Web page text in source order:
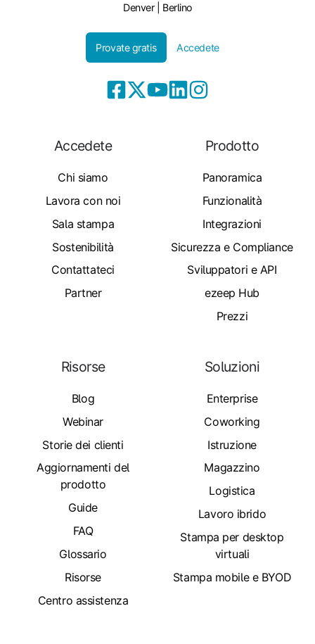
Denver | Berlino
Provate gratis Accedete
Accedete
Chi siamo
Lavora con noi
Sala stampa
Sostenibilità
Contattateci
Partner
Prodotto
Panoramica
Funzionalità
Integrazioni
Sicurezza e Compliance
Sviluppatori e API
ezeep Hub
Prezzi
Risorse
Blog
Webinar
Storie dei clienti
Aggiornamenti del
prodotto
Guide
FAQ
Glossario
Risorse
Centro assistenza
Soluzioni
Enterprise
Coworking
Istruzione
Magazzino
Logistica
Lavoro ibrido
Stampa per desktop
virtuali
Stampa mobile e BYOD